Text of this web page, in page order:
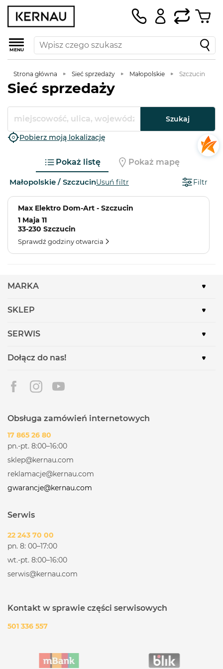
MENU
Strona główna Sieć sprzedaży Małopolskie Szczucin
Sieć sprzedaży
Szukaj
Pobierz moją lokalizację
Pokaż listę Pokaż mapę
Małopolskie / SzczucinUsuń filtr Filtr
Max Elektro Dom-Art - Szczucin
1 Maja 11
33-230 Szczucin
Sprawdź godziny otwarcia
MARKA
SKLEP
SERWIS
Dołącz do nas!
Obsługa zamówień internetowych
17 865 26 80
pn.-pt. 8:00–16:00
sklep@kernau.com
reklamacje@kernau.com
gwarancje@kernau.com
Serwis
22 243 70 00
pn. 8: 00–17:00
wt.-pt. 8:00–16:00
serwis@kernau.com
Kontakt w sprawie części serwisowych
501 336 557